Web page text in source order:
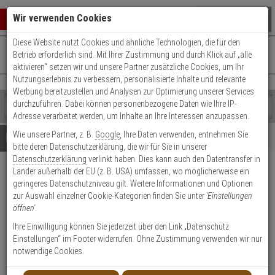
Warenkorb schließen
0 ARTIKEL IM WARENKORB
Ihr Warenkorb ist momentan leer.
Ergebnisse ()
Fertig
Shop
durchsuchen
Bitte
geben
Sie
mindestens
Zeichen
ein,
um
Suche
Es
wurde
noch
Kategorien
Suche
gestartet
+49 (0)821 899 493-0Mo. - Do.: 8:00 - 16:30 | Fr.: 8:00 - 14:00 Uhr
Kontaktservice nutzen
Details Beratung
Bosch UPA-1220-50 Netzteil,
12VDC, 1A
Produktmerkmale
Datenblatt drucken
Wir verwenden Cookies
Diese Website nutzt Cookies und ähnliche Technologien, die für den
Betrieb erforderlich sind. Mit Ihrer Zustimmung und durch Klick auf „alle
aktivieren“ setzen wir und unsere Partner zusätzliche Cookies, um Ihr
Nutzungserlebnis zu verbessern, personalisierte Inhalte und relevante
Werbung bereitzustellen und Analysen zur Optimierung unserer Services
durchzuführen. Dabei können personenbezogene Daten wie Ihre IP-
Adresse verarbeitet werden, um Inhalte an Ihre Interessen anzupassen.
Wie unsere Partner, z. B. Google , Ihre Daten verwenden, entnehmen Sie
bitte deren Datenschutzerklärung, die wir für Sie in unserer
Datenschutzerklärung verlinkt haben. Dies kann auch den Datentransfer in
Länder außerhalb der EU (z. B. USA) umfassen, wo möglicherweise ein
geringeres Datenschutzniveau gilt. Weitere Informationen und Optionen
zur Auswahl einzelner Cookie-Kategorien finden Sie unter 'Einstellungen
öffnen'.
Ihre Einwilligung können Sie jederzeit über den Link „Datenschutz
Einstellungen“ im Footer widerrufen. Ohne Zustimmung verwenden wir nur
notwendige Cookies.